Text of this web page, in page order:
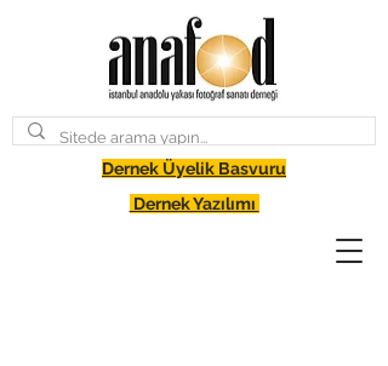
Dernek Üyelik Basvuru
Dernek Yazılımı